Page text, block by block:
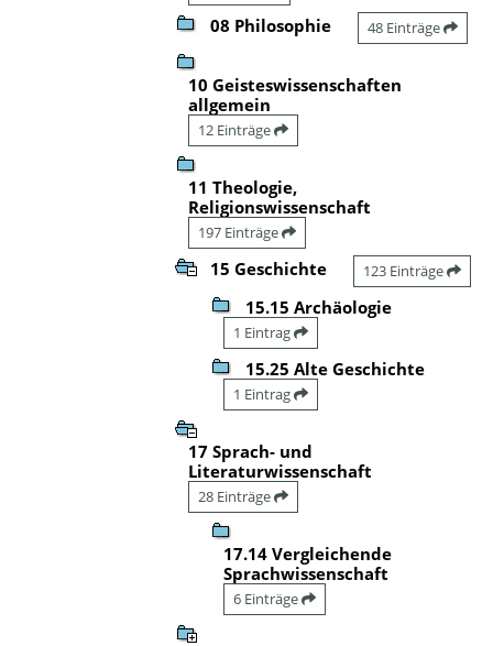
08 Philosophie 48 Einträge
10 Geisteswissenschaften
allgemein
12 Einträge
11 Theologie,
Religionswissenschaft
197 Einträge
15 Geschichte 123 Einträge
15.15 Archäologie
1 Eintrag
15.25 Alte Geschichte
1 Eintrag
17 Sprach- und
Literaturwissenschaft
28 Einträge
17.14 Vergleichende
Sprachwissenschaft
6 Einträge